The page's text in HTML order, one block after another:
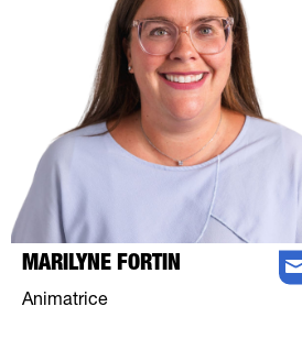
MARILYNE FORTIN
Animatrice